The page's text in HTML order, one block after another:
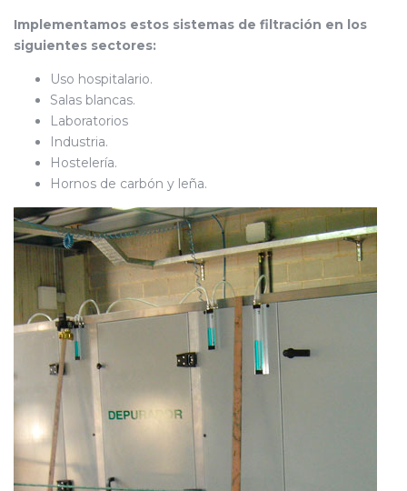
Implementamos estos sistemas de filtración en los
siguientes sectores:
Uso hospitalario.
Salas blancas.
Laboratorios
Industria.
Hostelería.
Hornos de carbón y leña.